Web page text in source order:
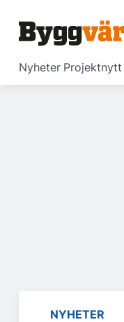
Nyheter Projektnytt
NYHETER